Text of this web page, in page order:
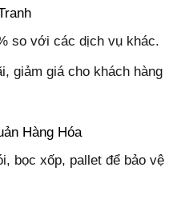
so với các dịch vụ khác.
giảm giá cho khách hàng
Hàng Hóa
bọc xốp, pallet để bảo vệ